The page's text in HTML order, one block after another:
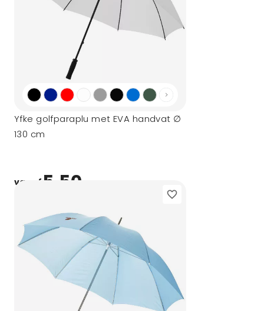
Yfke golfparaplu met EVA handvat ∅
130 cm
vanaf 5,50